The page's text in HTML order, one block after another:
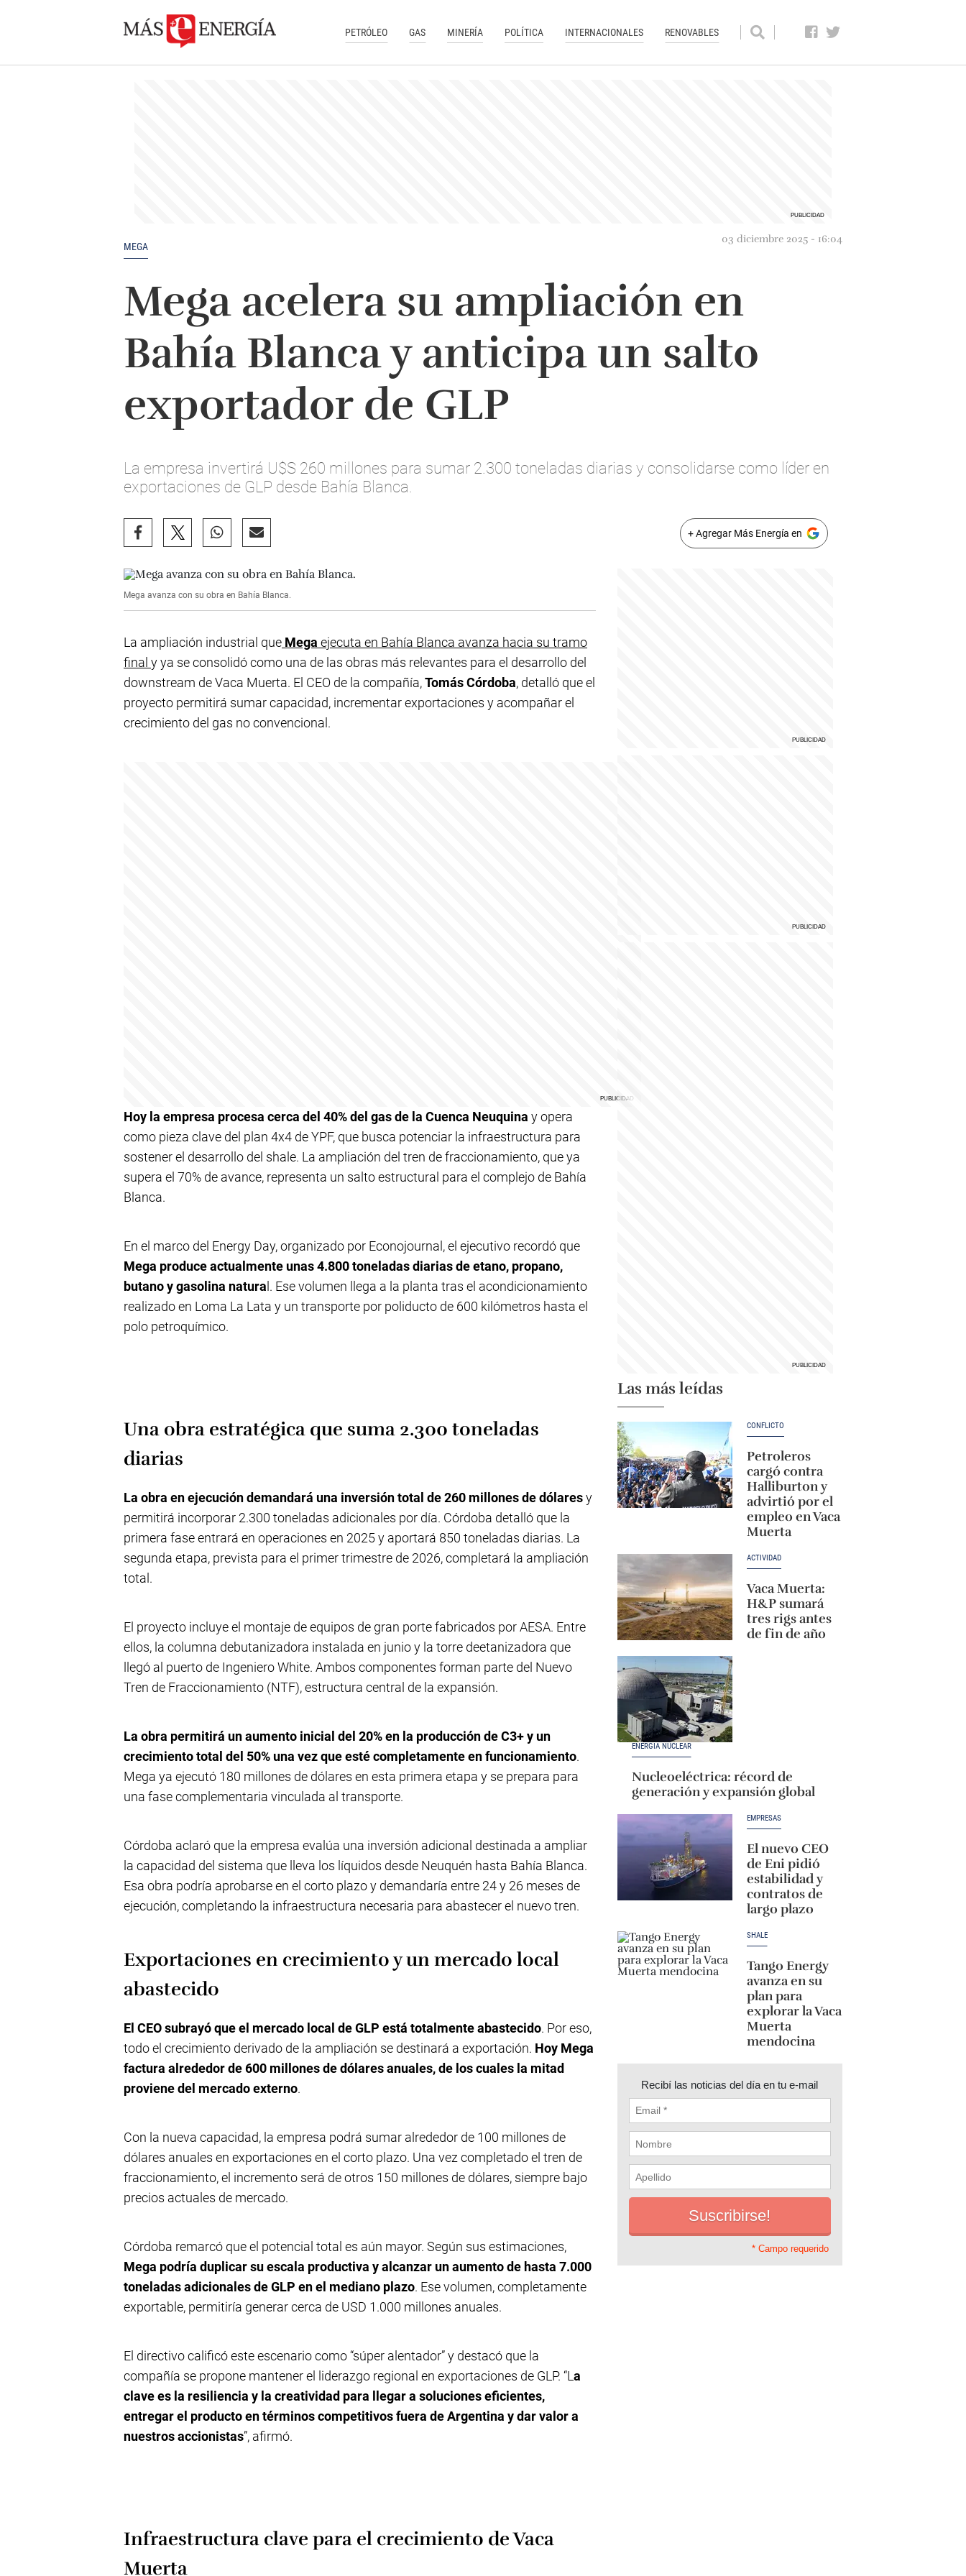
PETRÓLEO GAS MINERÍA POLÍTICA INTERNACIONALES RENOVABLES
MEGA
03 diciembre 2025 - 16:04
Mega acelera su ampliación en
Bahía Blanca y anticipa un salto
exportador de GLP
La empresa invertirá U$S 260 millones para sumar 2.300 toneladas diarias y consolidarse como líder en
exportaciones de GLP desde Bahía Blanca.
+ Agregar Más Energía en
Mega avanza con su obra en Bahía Blanca.
La ampliación industrial que Mega ejecuta en Bahía Blanca avanza hacia su tramo
final y ya se consolidó como una de las obras más relevantes para el desarrollo del
downstream de Vaca Muerta. El CEO de la compañía,Tomás Córdoba, detalló que el
proyecto permitirá sumar capacidad, incrementar exportaciones y acompañar el
crecimiento del gas no convencional.
Hoy la empresa procesa cerca del 40% del gas de la Cuenca Neuquina y opera
como pieza clave del plan 4x4 de YPF, que busca potenciar la infraestructura para
sostener el desarrollo del shale. La ampliación del tren de fraccionamiento, que ya
supera el 70% de avance, representa un salto estructural para el complejo de Bahía
Blanca.
En el marco del Energy Day, organizado por Econojournal, el ejecutivo recordó que
Mega produce actualmente unas 4.800 toneladas diarias de etano, propano,
butano y gasolina natura l. Ese volumen llega a la planta tras el acondicionamiento
realizado en Loma La Lata y un transporte por poliducto de 600 kilómetros hasta el
polo petroquímico.
Una obra estratégica que suma 2.300 toneladas
diarias
La obra en ejecución demandará una inversión total de 260 millones de dólaresy
permitirá incorporar 2.300 toneladas adicionales por día. Córdoba detalló que la
primera fase entrará en operaciones en 2025 y aportará 850 toneladas diarias. La
segunda etapa, prevista para el primer trimestre de 2026, completará la ampliación
total.
El proyecto incluye el montaje de equipos de gran porte fabricados por AESA. Entre
ellos, la columna debutanizadora instalada en junio y la torre deetanizadora que
llegó al puerto de Ingeniero White. Ambos componentes forman parte del Nuevo
Tren de Fraccionamiento (NTF), estructura central de la expansión.
La obra permitirá un aumento inicial del 20% en la producción de C3+ y un
crecimiento total del 50% una vez que esté completamente en funcionamiento.
Mega ya ejecutó 180 millones de dólares en esta primera etapa y se prepara para
una fase complementaria vinculada al transporte.
Córdoba aclaró que la empresa evalúa una inversión adicional destinada a ampliar
la capacidad del sistema que lleva los líquidos desde Neuquén hasta Bahía Blanca.
Esa obra podría aprobarse en el corto plazo y demandaría entre 24 y 26 meses de
ejecución, completando la infraestructura necesaria para abastecer el nuevo tren.
Exportaciones en crecimiento y un mercado local
abastecido
El CEO subrayó que el mercado local de GLP está totalmente abastecido. Por eso,
todo el crecimiento derivado de la ampliación se destinará a exportación. Hoy Mega
factura alrededor de 600 millones de dólares anuales, de los cuales la mitad
proviene del mercado externo.
Con la nueva capacidad, la empresa podrá sumar alrededor de 100 millones de
dólares anuales en exportaciones en el corto plazo. Una vez completado el tren de
fraccionamiento, el incremento será de otros 150 millones de dólares, siempre bajo
precios actuales de mercado.
Córdoba remarcó que el potencial total es aún mayor. Según sus estimaciones,
Mega podría duplicar su escala productiva y alcanzar un aumento de hasta 7.000
toneladas adicionales de GLP en el mediano plazo. Ese volumen, completamente
exportable, permitiría generar cerca de USD 1.000 millones anuales.
El directivo calificó este escenario como “súper alentador” y destacó que la
compañía se propone mantener el liderazgo regional en exportaciones de GLP. “L a
clave es la resiliencia y la creatividad para llegar a soluciones eficientes,
entregar el producto en términos competitivos fuera de Argentina y dar valor a
nuestros accionistas”, afirmó.
Infraestructura clave para el crecimiento de Vaca
Muerta
Las más leídas
CONFLICTO
Petroleros
cargó contra
Halliburton y
advirtió por el
empleo en Vaca
Muerta
ACTIVIDAD
Vaca Muerta:
H&P sumará
tres rigs antes
de fin de año
ENERGÍA NUCLEAR
Nucleoeléctrica: récord de
generación y expansión global
EMPRESAS
El nuevo CEO
de Eni pidió
estabilidad y
contratos de
largo plazo
SHALE
Tango Energy
avanza en su
plan para
explorar la Vaca
Muerta
mendocina
Recibí las noticias del día en tu e-mail
* Campo requerido